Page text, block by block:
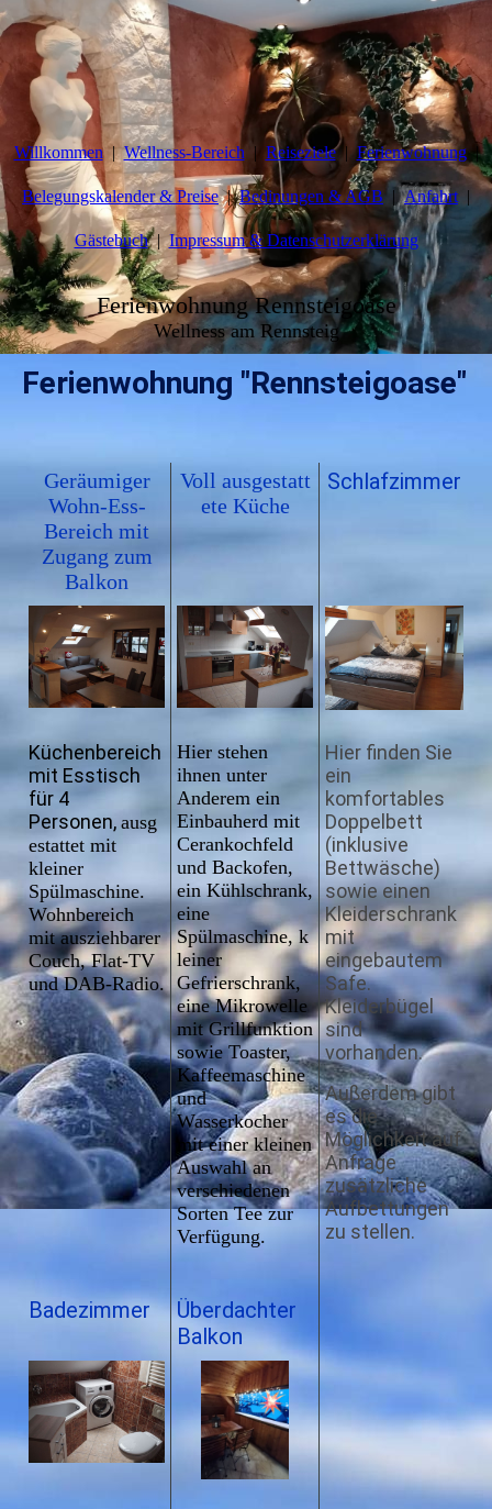
Willkommen Wellness-Bereich Reiseziele Ferienwohnung
Belegungskalender & Preise Bedinungen & AGB Anfahrt
Gästebuch Impressum & Datenschutzerklärung
Ferienwohnung Rennsteigoase
Wellness am Rennsteig
Ferienwohnung "Rennsteigoase"
Geräumiger
Wohn-Ess-
Bereich mit
Zugang zum
Balkon
Voll ausgestatt
ete Küche
Schlafzimmer
Küchenbereich
mit Esstisch
für 4
Personen, ausg
estattet mit
kleiner
Spülmaschine.
Wohnbereich
mit ausziehbarer
Couch, Flat-TV
und DAB-Radio.
Hier stehen
ihnen unter
Anderem ein
Einbauherd mit
Cerankochfeld
und Backofen,
ein Kühlschrank,
eine
Spülmaschine, k
leiner
Gefrierschrank,
eine Mikrowelle
mit Grillfunktion
sowie Toaster,
Kaffeemaschine
und
Wasserkocher
mit einer kleinen
Auswahl an
verschiedenen
Sorten Tee zur
Verfügung.
Hier finden Sie
ein
komfortables
Doppelbett
(inklusive
Bettwäsche)
sowie einen
Kleiderschrank
mit
eingebautem
Safe.
Kleiderbügel
sind
vorhanden.
Außerdem gibt
es die
Möglichkeit auf
Anfrage
zusätzliche
Aufbettungen
zu stellen.
Badezimmer
Überdachter
Balkon